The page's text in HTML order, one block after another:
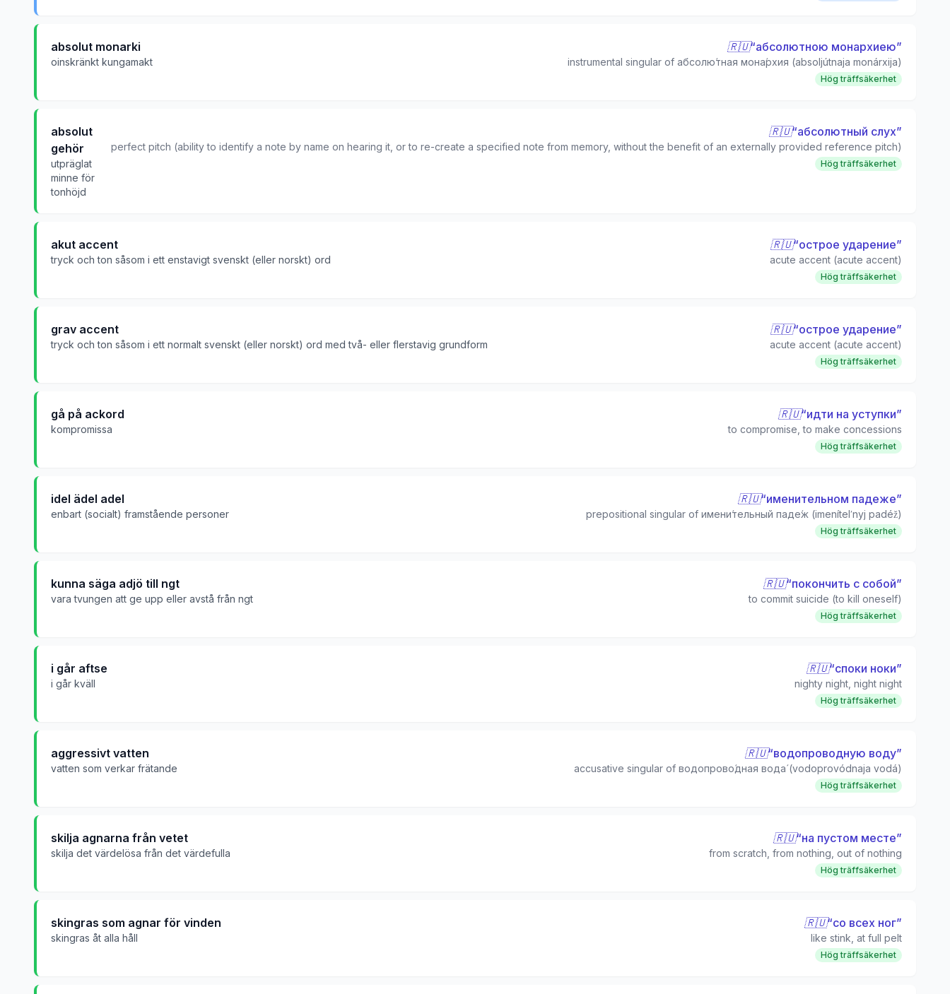
absolut monarki
oinskränkt kungamakt
🇷🇺“абсолютною монархиею”
instrumental singular of абсолю́тная мона́рхия (absoljútnaja monárxija)
Hög träffsäkerhet
absolut
gehör
utpräglat
minne för
tonhöjd
🇷🇺“абсолютный слух”
perfect pitch (ability to identify a note by name on hearing it, or to re-create a specified note from memory, without the benefit of an externally provided reference pitch)
Hög träffsäkerhet
akut accent
tryck och ton såsom i ett enstavigt svenskt (eller norskt) ord
🇷🇺“острое ударение”
acute accent (acute accent)
Hög träffsäkerhet
grav accent
tryck och ton såsom i ett normalt svenskt (eller norskt) ord med två- eller flerstavig grundform
🇷🇺“острое ударение”
acute accent (acute accent)
Hög träffsäkerhet
gå på ackord
kompromissa
🇷🇺“идти на уступки”
to compromise, to make concessions
Hög träffsäkerhet
idel ädel adel
enbart (socialt) framstående personer
🇷🇺“именительном падеже”
prepositional singular of имени́тельный паде́ж (imenítelʹnyj padéž)
Hög träffsäkerhet
kunna säga adjö till ngt
vara tvungen att ge upp eller avstå från ngt
🇷🇺“покончить с собой”
to commit suicide (to kill oneself)
Hög träffsäkerhet
i går aftse
i går kväll
🇷🇺“споки ноки”
nighty night, night night
Hög träffsäkerhet
aggressivt vatten
vatten som verkar frätande
🇷🇺“водопроводную воду”
accusative singular of водопрово́дная вода́ (vodoprovódnaja vodá)
Hög träffsäkerhet
skilja agnarna från vetet
skilja det värdelösa från det värdefulla
🇷🇺“на пустом месте”
from scratch, from nothing, out of nothing
Hög träffsäkerhet
skingras som agnar för vinden
skingras åt alla håll
🇷🇺“со всех ног”
like stink, at full pelt
Hög träffsäkerhet